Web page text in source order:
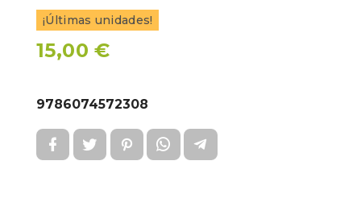
¡Últimas unidades!
15,00 €
9786074572308